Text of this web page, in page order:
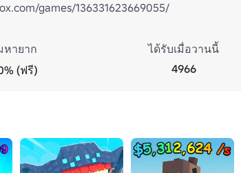
games/136331623669055/
หายาก
(ฟรี)
ได้รับเมื่อวานนี้
4966